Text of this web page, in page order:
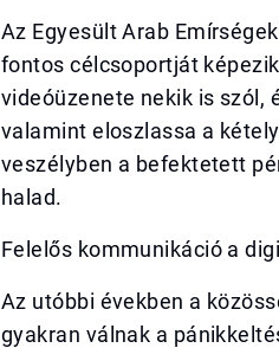
Az Egyesült Arab
fontos célcsoportját
videóüzenete nekik is szól,
valamint eloszlassa a
veszélyben a befektetett
halad.
Felelős kommunikáció a
Az utóbbi években a
gyakran válnak a